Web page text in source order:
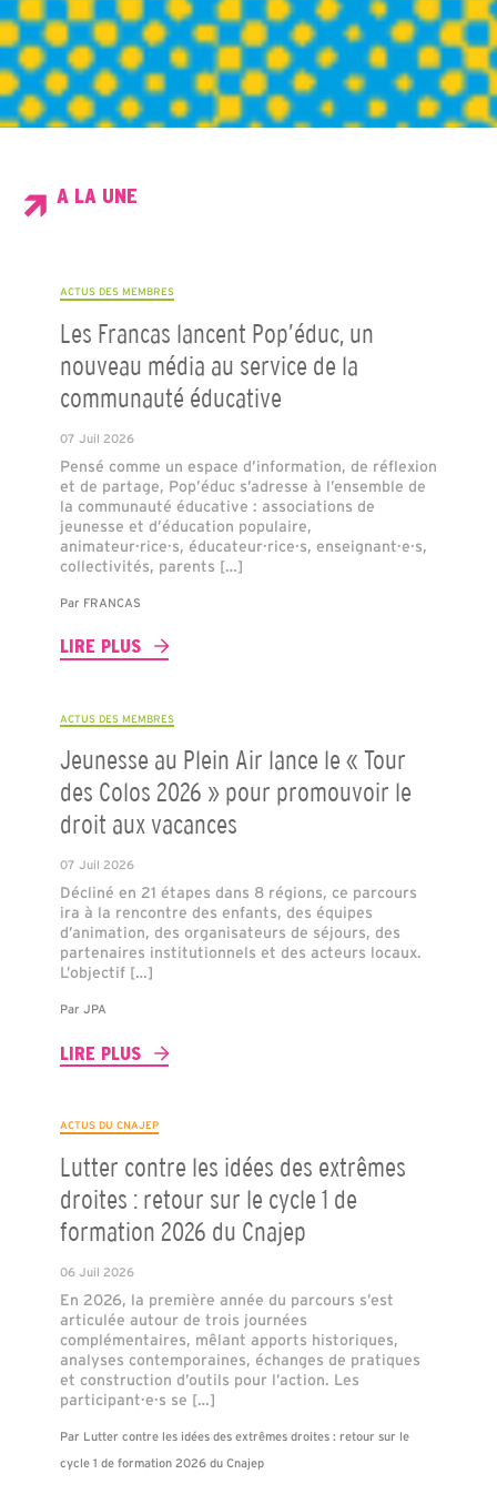
A LA UNE
ACTUS DES MEMBRES
Les Francas lancent Pop’éduc, un
nouveau média au service de la
communauté éducative
07 Juil 2026
Pensé comme un espace d’information, de réflexion
et de partage, Pop’éduc s’adresse à l’ensemble de
la communauté éducative : associations de
jeunesse et d’éducation populaire,
animateur·rice·s, éducateur·rice·s, enseignant·e·s,
collectivités, parents […]
Par FRANCAS
LIRE PLUS
ACTUS DES MEMBRES
Jeunesse au Plein Air lance le « Tour
des Colos 2026 » pour promouvoir le
droit aux vacances
07 Juil 2026
Décliné en 21 étapes dans 8 régions, ce parcours
ira à la rencontre des enfants, des équipes
d’animation, des organisateurs de séjours, des
partenaires institutionnels et des acteurs locaux.
L’objectif […]
Par JPA
LIRE PLUS
ACTUS DU CNAJEP
Lutter contre les idées des extrêmes
droites : retour sur le cycle 1 de
formation 2026 du Cnajep
06 Juil 2026
En 2026, la première année du parcours s’est
articulée autour de trois journées
complémentaires, mêlant apports historiques,
analyses contemporaines, échanges de pratiques
et construction d’outils pour l’action. Les
participant·e·s se […]
Par Lutter contre les idées des extrêmes droites : retour sur le
cycle 1 de formation 2026 du Cnajep